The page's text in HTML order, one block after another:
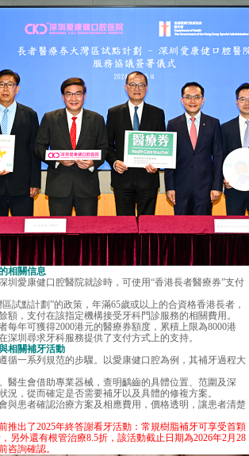
相關信息
愛康健口腔醫院就診時，可使用“香港長者醫療券”支付
點計劃”的政策，年滿65歲或以上的合資格香港長者，
額，支付在該指定機構接受牙科門診服務的相關費用。
年可獲得2000港元的醫療券額度，累積上限為8000港
深圳尋求牙科服務提供了支付方式上的支持。
關補牙活動
一系列規范的步驟。以愛康健口腔為例，其補牙過程大
生會借助專業器械，查明齲齒的具體位置、范圍及深
況，從而確定是否需要補牙以及具體的修複方案。
患者確認治療方案及相應費用，價格透明，讓患者清楚
出了2025年終答謝看牙活動：常規樹脂補牙可享受首顆
另外還有根管治療8.5折，該活動截止日期為2026年2月28
咨詢確認。